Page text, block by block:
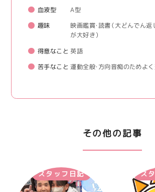
血液型 A型
趣味
映画鑑賞・読書（大どんでん
が大好き）
得意なこと 英語
苦手なこと 運動全般・方向音痴のためよ
その他の記事
スタッフ日記 ス